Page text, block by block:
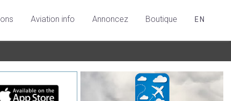
Aviation info Annoncez Boutique EN